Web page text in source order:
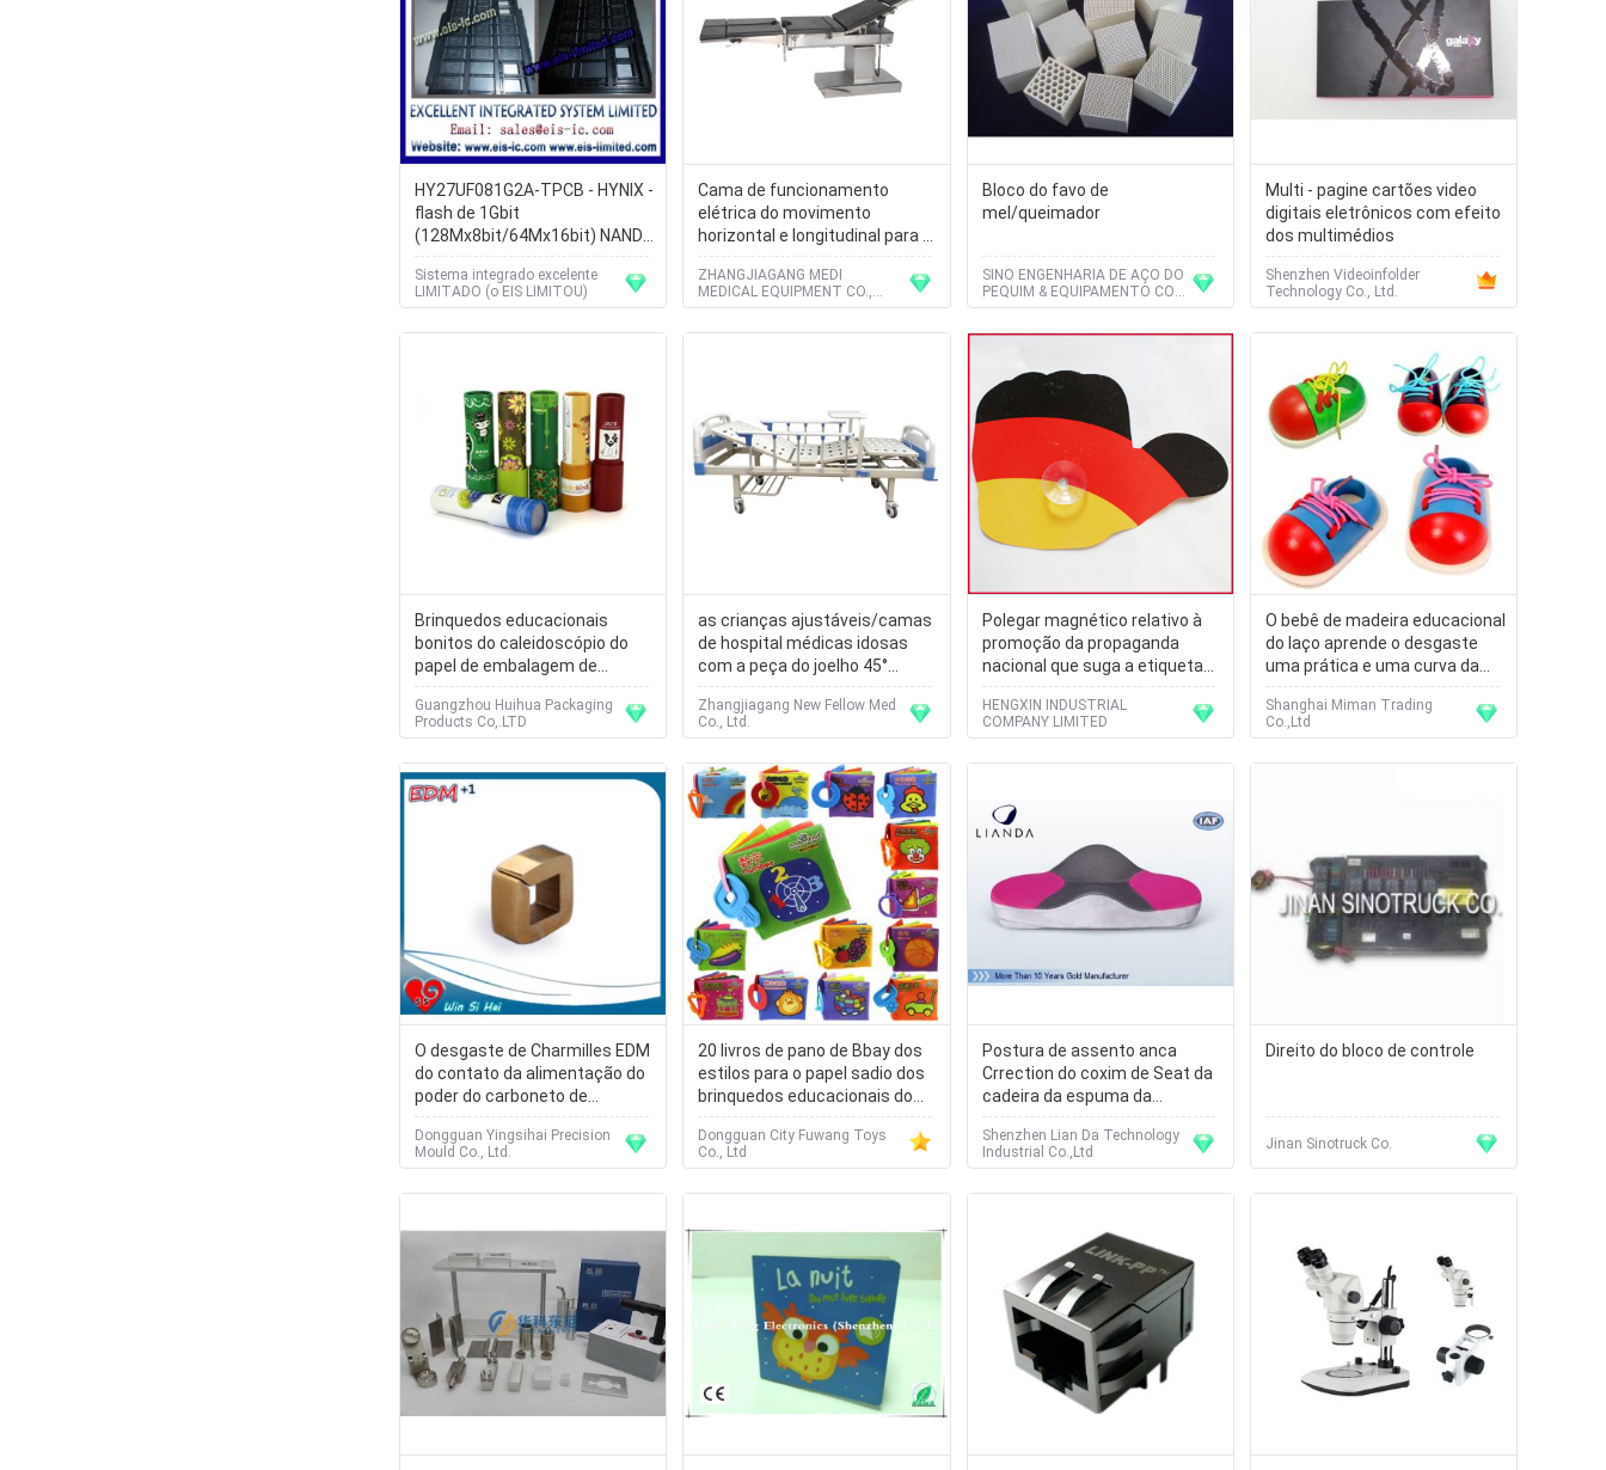
HY27UF081G2A-TPCB - HYNIX -
flash de 1Gbit
(128Mx8bit/64Mx16bit) NAND -
e-mail: sales009@eis
Sistema integrado excelente
LIMITADO (o EIS LIMITOU)
Cama de funcionamento
elétrica do movimento
horizontal e longitudinal para C
- arme o exame
ZHANGJIAGANG MEDI
MEDICAL EQUIPMENT CO.,
LTD.
Bloco do favo de
mel/queimador
SINO ENGENHARIA DE AÇO DO
PEQUIM & EQUIPAMENTO CO.,
LTD.
Multi - pagine cartões video
digitais eletrônicos com efeito
dos multimédios
Shenzhen Videoinfolder
Technology Co., Ltd.
Brinquedos educacionais
bonitos do caleidoscópio do
papel de embalagem de
produto comestível para
crianças
Guangzhou Huihua Packaging
Products Co,.LTD
as crianças ajustáveis/camas
de hospital médicas idosas
com a peça do joelho 45°
dobram
Zhangjiagang New Fellow Med
Co., Ltd.
Polegar magnético relativo à
promoção da propaganda
nacional que suga a etiqueta
Alemanha do carro
HENGXIN INDUSTRIAL
COMPANY LIMITED
O bebê de madeira educacional
do laço aprende o desgaste
uma prática e uma curva da
educação pré-escolar do laço
Shanghai Miman Trading
Co.,Ltd
O desgaste de Charmilles EDM
do contato da alimentação do
poder do carboneto de
Titanizing parte CT001
Dongguan Yingsihai Precision
Mould Co., Ltd.
20 livros de pano de Bbay dos
estilos para o papel sadio dos
brinquedos educacionais do
bebê para o bebê que aprende
cedo
Dongguan City Fuwang Toys
Co., Ltd
Postura de assento anca
Crrection do coxim de Seat da
cadeira da espuma da
memória da pelve
Shenzhen Lian Da Technology
Industrial Co.,Ltd
Direito do bloco de controle
Jinan Sinotruck Co.